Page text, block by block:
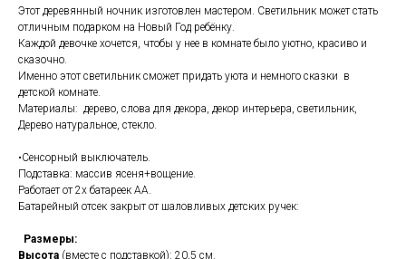
Этот деревянный ночник изготовлен мастером. Светильник может стать
отличным подарком на Новый Год ребёнку.
Каждой девочке хочется, чтобы у нее в комнате было уютно, красиво и
сказочно.
Именно этот светильник сможет придать уюта и немного сказки в
детской комнате.
Материалы: дерево, слова для декора, декор интерьера, светильник,
Дерево натуральное, стекло.
•Сенсорный выключатель.
Подставка: массив ясеня+вощение.
Работает от 2х батареек АА.
Батарейный отсек закрыт от шаловливых детских ручек:
Размеры:
Высота (вместе с подставкой): 20,5 см.